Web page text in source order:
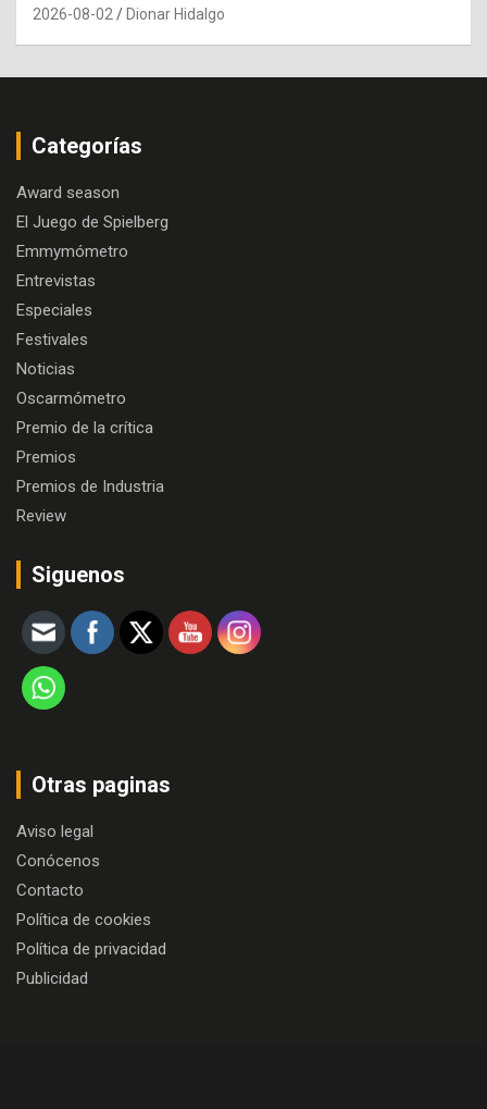
2026-08-02 Dionar Hidalgo
Categorías
Award season
El Juego de Spielberg
Emmymómetro
Entrevistas
Especiales
Festivales
Noticias
Oscarmómetro
Premio de la crítica
Premios
Premios de Industria
Review
Siguenos
Otras paginas
Aviso legal
Conócenos
Contacto
Política de cookies
Política de privacidad
Publicidad